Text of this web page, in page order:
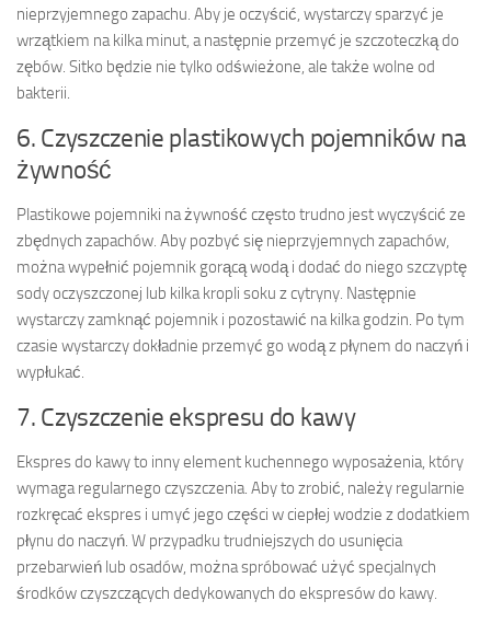
nieprzyjemnego zapachu. Aby je oczyścić, wystarczy sparzyć je
wrzątkiem na kilka minut, a następnie przemyć je szczoteczką do
zębów. Sitko będzie nie tylko odświeżone, ale także wolne od
bakterii.
6. Czyszczenie plastikowych pojemników na
żywność
Plastikowe pojemniki na żywność często trudno jest wyczyścić ze
zbędnych zapachów. Aby pozbyć się nieprzyjemnych zapachów,
można wypełnić pojemnik gorącą wodą i dodać do niego szczyptę
sody oczyszczonej lub kilka kropli soku z cytryny. Następnie
wystarczy zamknąć pojemnik i pozostawić na kilka godzin. Po tym
czasie wystarczy dokładnie przemyć go wodą z płynem do naczyń i
wypłukać.
7. Czyszczenie ekspresu do kawy
Ekspres do kawy to inny element kuchennego wyposażenia, który
wymaga regularnego czyszczenia. Aby to zrobić, należy regularnie
rozkręcać ekspres i umyć jego części w ciepłej wodzie z dodatkiem
płynu do naczyń. W przypadku trudniejszych do usunięcia
przebarwień lub osadów, można spróbować użyć specjalnych
środków czyszczących dedykowanych do ekspresów do kawy.